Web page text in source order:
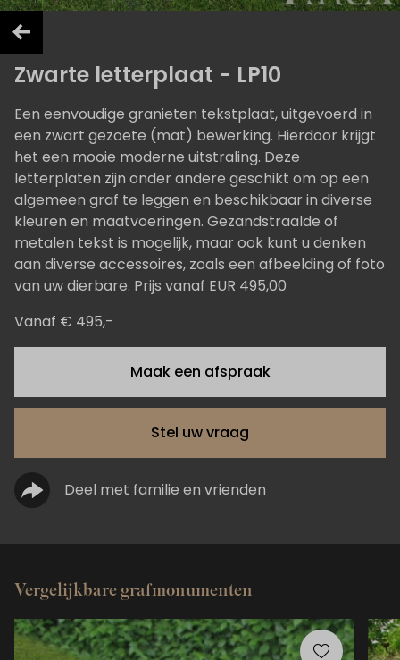
Zwarte letterplaat - LP10
Een eenvoudige granieten tekstplaat, uitgevoerd in
een zwart gezoete (mat) bewerking. Hierdoor krijgt
het een mooie moderne uitstraling. Deze
letterplaten zijn onder andere geschikt om op een
algemeen graf te leggen en beschikbaar in diverse
kleuren en maatvoeringen. Gezandstraalde of
metalen tekst is mogelijk, maar ook kunt u denken
aan diverse accessoires, zoals een afbeelding of foto
van uw dierbare. Prijs vanaf EUR 495,00
Vanaf € 495,-
Maak een afspraak
Stel uw vraag
Deel met familie en vrienden
Vergelijkbare grafmonumenten